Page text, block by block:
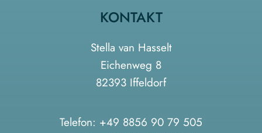
KONTAKT
Stella van Hasselt
Eichenweg 8
82393 Iffeldorf
Telefon: +49 8856 90 79 505